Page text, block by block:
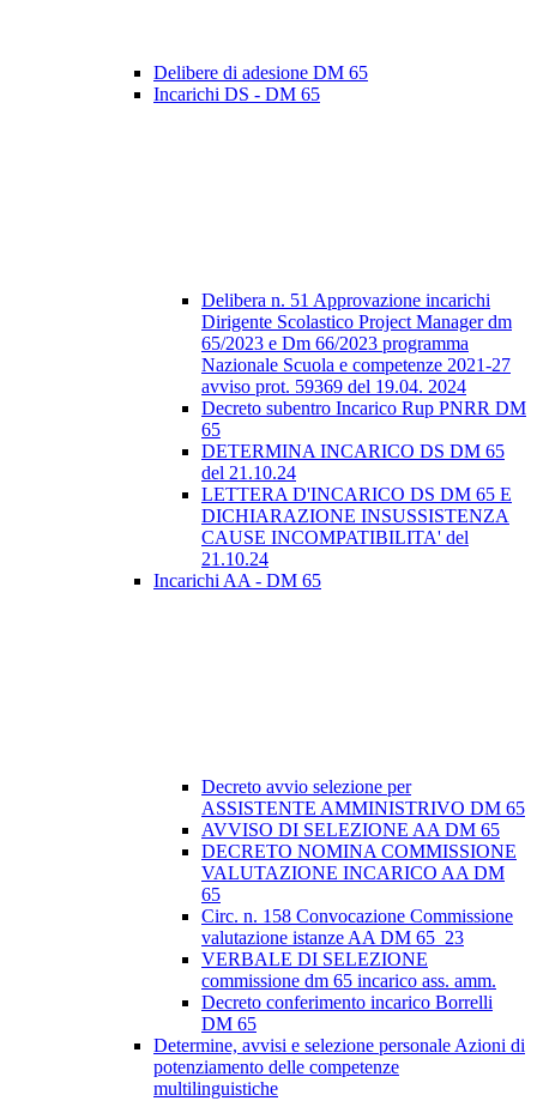
Delibere di adesione DM 65
Incarichi DS - DM 65
Delibera n. 51 Approvazione incarichi
Dirigente Scolastico Project Manager dm
65/2023 e Dm 66/2023 programma
Nazionale Scuola e competenze 2021-27
avviso prot. 59369 del 19.04. 2024
Decreto subentro Incarico Rup PNRR DM
65
DETERMINA INCARICO DS DM 65
del 21.10.24
LETTERA D'INCARICO DS DM 65 E
DICHIARAZIONE INSUSSISTENZA
CAUSE INCOMPATIBILITA' del
21.10.24
Incarichi AA - DM 65
Decreto avvio selezione per
ASSISTENTE AMMINISTRIVO DM 65
AVVISO DI SELEZIONE AA DM 65
DECRETO NOMINA COMMISSIONE
VALUTAZIONE INCARICO AA DM
65
Circ. n. 158 Convocazione Commissione
valutazione istanze AA DM 65_23
VERBALE DI SELEZIONE
commissione dm 65 incarico ass. amm.
Decreto conferimento incarico Borrelli
DM 65
Determine, avvisi e selezione personale Azioni di
potenziamento delle competenze
multilinguistiche